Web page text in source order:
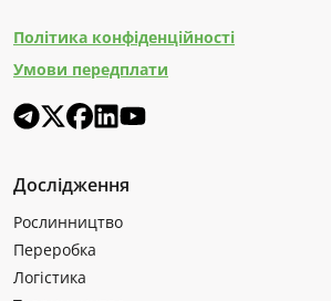
Політика конфіденційності
Умови передплати
Дослідження
Рослинництво
Переробка
Логістика